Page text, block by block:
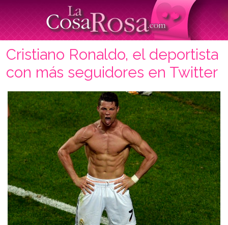
Cristiano Ronaldo, el deportista
con más seguidores en Twitter